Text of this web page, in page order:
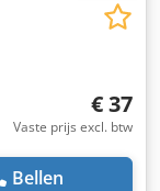
€ 37
Vaste prijs excl. btw
Bellen